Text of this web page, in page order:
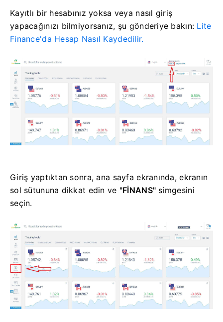
Kayıtlı bir hesabınız yoksa veya nasıl giriş
yapacağınızı bilmiyorsanız, şu gönderiye bakın: Lite
Finance'da Hesap Nasıl Kaydedilir.
Giriş yaptıktan sonra, ana sayfa ekranında, ekranın
sol sütununa dikkat edin ve "FİNANS" simgesini
seçin.